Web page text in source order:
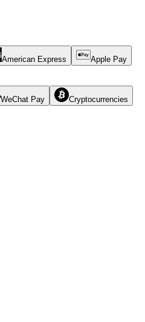
American Express Apple Pay
WeChat Pay Cryptocurrencies